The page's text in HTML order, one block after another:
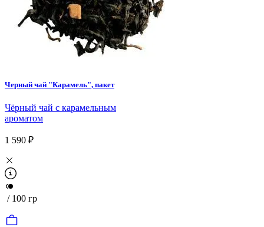
Черный чай "Карамель", пакет
Чёрный чай с карамельным
ароматом
1 590 ₽
/ 100 гр